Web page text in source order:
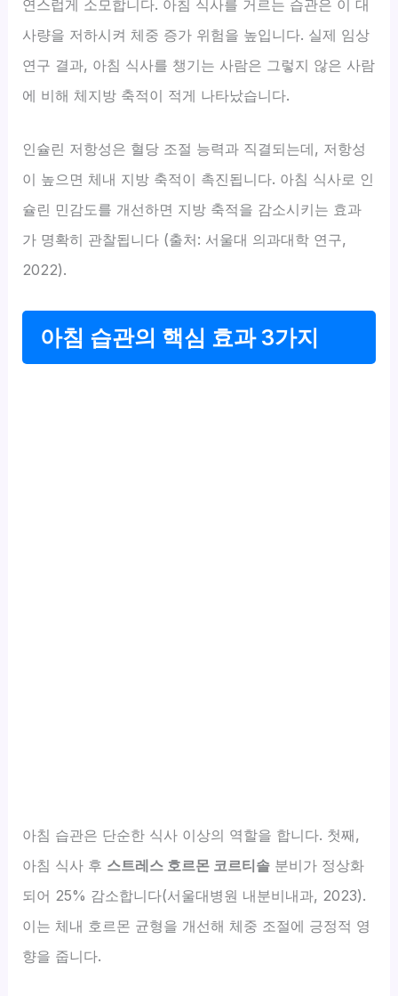
연스럽게 소모합니다. 아침 식사를 거르는 습관은 이 대
사량을 저하시켜 체중 증가 위험을 높입니다. 실제 임상
연구 결과, 아침 식사를 챙기는 사람은 그렇지 않은 사람
에 비해 체지방 축적이 적게 나타났습니다.
인슐린 저항성은 혈당 조절 능력과 직결되는데, 저항성
이 높으면 체내 지방 축적이 촉진됩니다. 아침 식사로 인
슐린 민감도를 개선하면 지방 축적을 감소시키는 효과
가 명확히 관찰됩니다 (출처: 서울대 의과대학 연구,
2022).
아침 습관의 핵심 효과 3가지
아침 습관은 단순한 식사 이상의 역할을 합니다. 첫째,
아침 식사 후 스트레스 호르몬 코르티솔 분비가 정상화
되어 25% 감소합니다(서울대병원 내분비내과, 2023).
이는 체내 호르몬 균형을 개선해 체중 조절에 긍정적 영
향을 줍니다.